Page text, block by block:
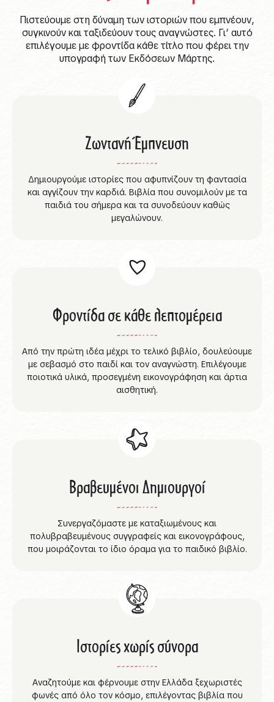
Πιστεύουμε στη δύναμη των ιστοριών που εμπνέουν,
συγκινούν και ταξιδεύουν τους αναγνώστες. Γι’ αυτό
επιλέγουμε με φροντίδα κάθε τίτλο που φέρει την
υπογραφή των Εκδόσεων Μάρτης.
Ζωντανή Έμπνευση
Δημιουργούμε ιστορίες που αφυπνίζουν τη φαντασία
και αγγίζουν την καρδιά. Βιβλία που συνομιλούν με τα
παιδιά του σήμερα και τα συνοδεύουν καθώς
μεγαλώνουν.
Φροντίδα σε κάθε λεπτομέρεια
Από την πρώτη ιδέα μέχρι το τελικό βιβλίο, δουλεύουμε
με σεβασμό στο παιδί και τον αναγνώστη. Επιλέγουμε
ποιοτικά υλικά, προσεγμένη εικονογράφηση και άρτια
αισθητική.
Βραβευμένοι Δημιουργοί
Συνεργαζόμαστε με καταξιωμένους και
πολυβραβευμένους συγγραφείς και εικονογράφους,
που μοιράζονται το ίδιο όραμα για το παιδικό βιβλίο.
Ιστορίες χωρίς σύνορα
Αναζητούμε και φέρνουμε στην Ελλάδα ξεχωριστές
φωνές από όλο τον κόσμο, επιλέγοντας βιβλία που